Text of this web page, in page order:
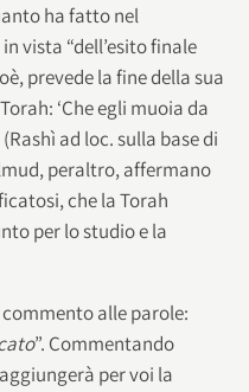
ha fatto nel
vista “dell’esito finale
prevede la fine della sua
‘Che egli muoia da
ad loc. sulla base di
peraltro, affermano
che la Torah
per lo studio e la
commento alle parole:
”. Commentando
per voi la